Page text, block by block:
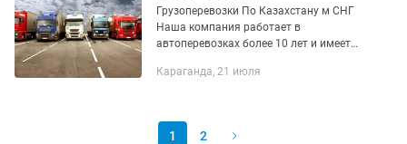
Грузоперевозки По Казахстану м СНГ
Наша компания работает в
автоперевозках более 10 лет и имеет
Предоставляем все виды документов.
Караганда, 21 июля
1 2